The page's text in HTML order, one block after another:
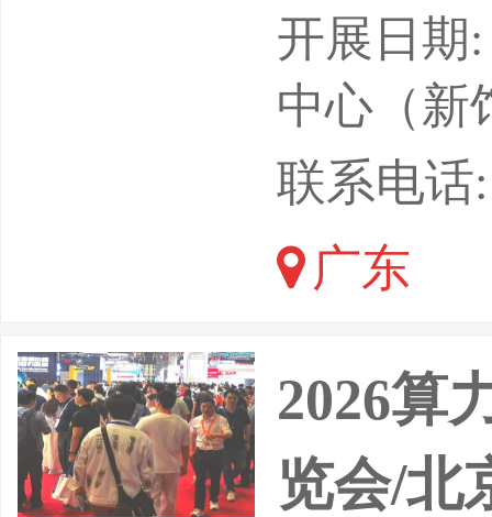
5000余
置19个
端医疗
造、机
电商、
体育
开展日期
中心（新
联系电话:
广东
2026算
览会/北